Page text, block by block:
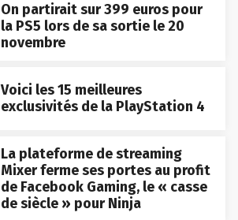
On partirait sur 399 euros pour
la PS5 lors de sa sortie le 20
novembre
Voici les 15 meilleures
exclusivités de la PlayStation 4
La plateforme de streaming
Mixer ferme ses portes au profit
de Facebook Gaming, le « casse
de siècle » pour Ninja